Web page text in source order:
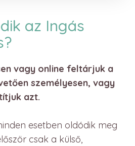
az Ingás
vagy online feltárjuk a
személyesen, vagy
azt.
esetben oldódik meg
csak a külső,